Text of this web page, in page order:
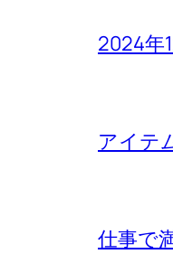
2024年
アイテ
仕事で